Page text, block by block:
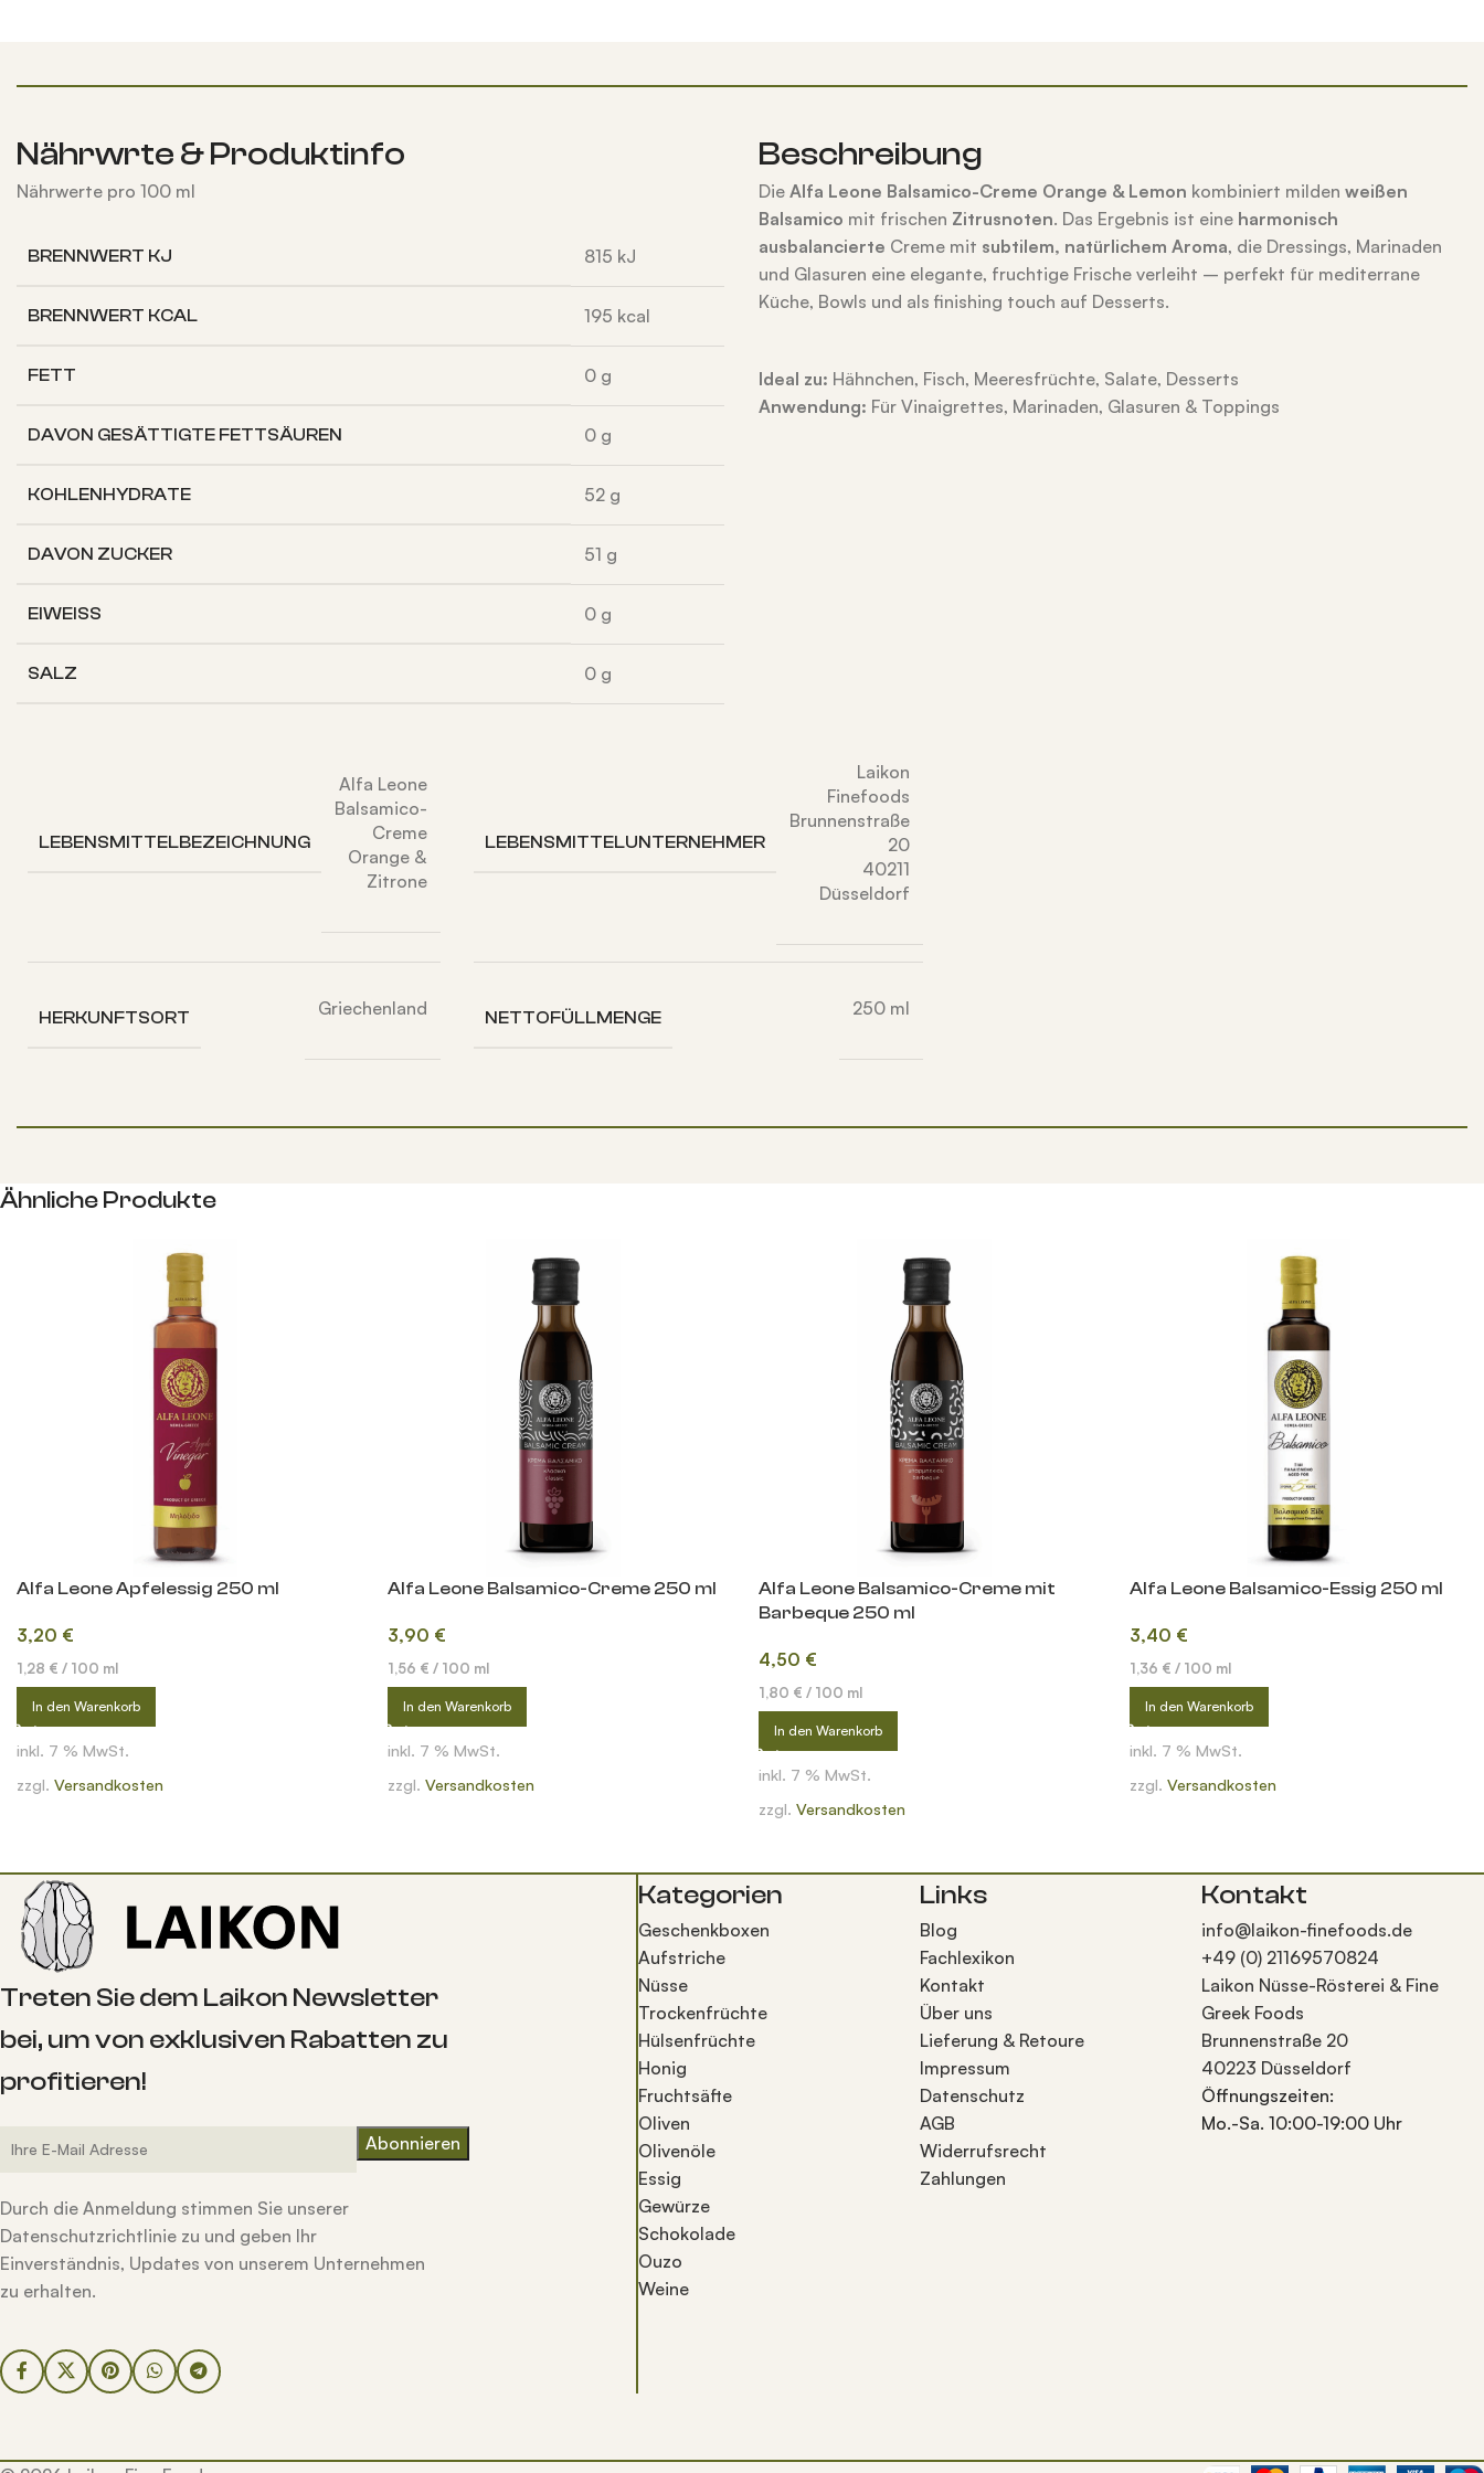
Nährwrte & Produktinfo
Nährwerte pro 100 ml
BRENNWERT KJ 815 kJ
BRENNWERT KCAL 195 kcal
FETT 0 g
DAVON GESÄTTIGTE FETTSÄUREN 0 g
KOHLENHYDRATE 52 g
DAVON ZUCKER 51 g
EIWEISS 0 g
SALZ 0 g
LEBENSMITTELBEZEICHNUNG
Alfa Leone
Balsamico-
Creme
Orange &
Zitrone
LEBENSMITTELUNTERNEHMER
Laikon
Finefoods
Brunnenstraße
20
40211
Düsseldorf
HERKUNFTSORT Griechenland NETTOFÜLLMENGE 250 ml
Beschreibung
Die Alfa Leone Balsamico-Creme Orange & Lemon kombiniert milden weißen
Balsamico mit frischen Zitrusnoten. Das Ergebnis ist eine harmonisch
ausbalancierte Creme mit subtilem, natürlichem Aroma, die Dressings, Marinaden
und Glasuren eine elegante, fruchtige Frische verleiht – perfekt für mediterrane
Küche, Bowls und als finishing touch auf Desserts.
Ideal zu: Hähnchen, Fisch, Meeresfrüchte, Salate, Desserts
Anwendung: Für Vinaigrettes, Marinaden, Glasuren & Toppings
Ähnliche Produkte
Alfa Leone Apfelessig 250 ml
3,20 €
1,28 € / 100 ml
In den Warenkorb
inkl. 7 % MwSt.
zzgl. Versandkosten
Alfa Leone Balsamico-Creme 250 ml
3,90 €
1,56 € / 100 ml
In den Warenkorb
inkl. 7 % MwSt.
zzgl. Versandkosten
Alfa Leone Balsamico-Creme mit
Barbeque 250 ml
4,50 €
1,80 € / 100 ml
In den Warenkorb
inkl. 7 % MwSt.
zzgl. Versandkosten
Alfa Leone Balsamico-Essig 250 ml
3,40 €
1,36 € / 100 ml
In den Warenkorb
inkl. 7 % MwSt.
zzgl. Versandkosten
Treten Sie dem Laikon Newsletter
bei, um von exklusiven Rabatten zu
profitieren!
Durch die Anmeldung stimmen Sie unserer
Datenschutzrichtlinie zu und geben Ihr
Einverständnis, Updates von unserem Unternehmen
zu erhalten.
Kategorien
Geschenkboxen
Aufstriche
Nüsse
Trockenfrüchte
Hülsenfrüchte
Honig
Fruchtsäfte
Oliven
Olivenöle
Essig
Gewürze
Schokolade
Ouzo
Weine
Links
Blog
Fachlexikon
Kontakt
Über uns
Lieferung & Retoure
Impressum
Datenschutz
AGB
Widerrufsrecht
Zahlungen
Kontakt
info@laikon-finefoods.de
+49 (0) 21169570824
Laikon Nüsse-Rösterei & Fine
Greek Foods
Brunnenstraße 20
40223 Düsseldorf
Öffnungszeiten:
Mo.-Sa. 10:00-19:00 Uhr